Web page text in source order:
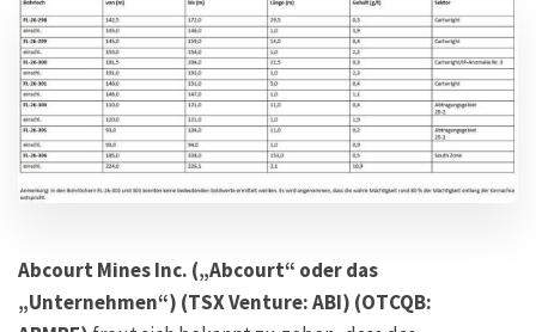
Abcourt Mines Inc. („Abcourt“ oder das
„Unternehmen“) (TSX Venture: ABI) (OTCQB: